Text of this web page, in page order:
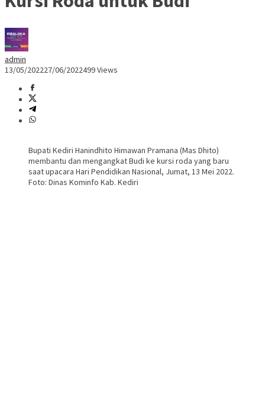
admin
13/05/202227/06/2022499 Views
Bupati Kediri Hanindhito Himawan Pramana (Mas Dhito)
membantu dan mengangkat Budi ke kursi roda yang baru
saat upacara Hari Pendidikan Nasional, Jumat, 13 Mei 2022.
Foto: Dinas Kominfo Kab. Kediri